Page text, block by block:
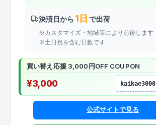
決済日から 1日 で出荷
※カスタマイズ・地域等により前後します
※土日祝を含む日数です
買い替え応援 3,000円OFF COUPON
¥3,000 kaikae3000
公式サイトで見る